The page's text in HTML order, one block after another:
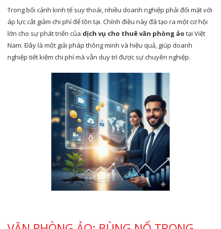
Trong bối cảnh kinh tế suy thoái, nhiều doanh nghiệp phải đối mặt với
áp lực cắt giảm chi phí để tồn tại. Chính điều này đã tạo ra một cơ hội
lớn cho sự phát triển của dịch vụ cho thuê văn phòng ảo tại Việt
Nam. Đây là một giải pháp thông minh và hiệu quả, giúp doanh
nghiệp tiết kiệm chi phí mà vẫn duy trì được sự chuyên nghiệp.